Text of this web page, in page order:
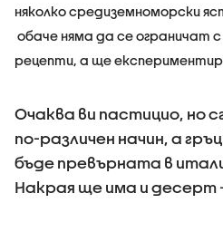
няколко средиземноморски
обаче няма да се ограничат
рецепти, а ще
Очаква ви пастицио, но
по-различен начин, а
бъде превърната в
Накрая ще има и десерт